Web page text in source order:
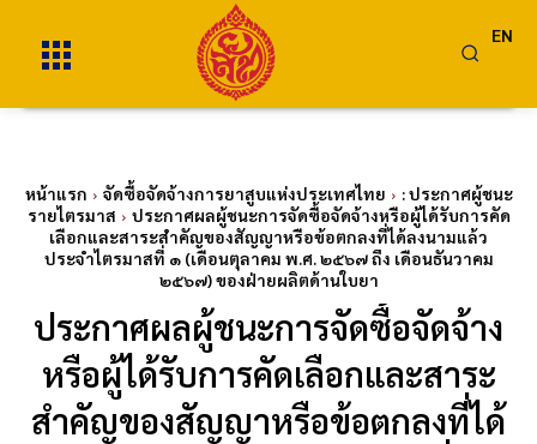
EN
หน้าแรก จัดซื้อจัดจ้างการยาสูบแห่งประเทศไทย
: ประกาศผู้ชนะ
รายไตรมาส
ประกาศผลผู้ชนะการจัดซื้อจัดจ้างหรือผู้ได้รับการคัด
เลือกและสาระสำคัญของสัญญาหรือข้อตกลงที่ได้ลงนามแล้ว
ประจำไตรมาสที่ ๑ (เดือนตุลาคม พ.ศ. ๒๕๖๗ ถึง เดือนธันวาคม
๒๕๖๗) ของฝ่ายผลิตด้านใบยา
ประกาศผลผู้ชนะการจัดซื้อจัดจ้าง
หรือผู้ได้รับการคัดเลือกและสาระ
สำคัญของสัญญาหรือข้อตกลงที่ได้